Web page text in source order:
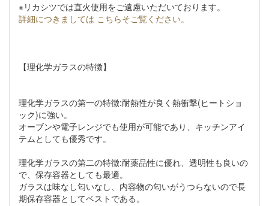
※リカシツでは直火使用をご遠慮いただいております。
詳細につきましては こちらそご覧ください。
【理化学ガラスの特徴】
理化学ガラスの第一の特徴:耐熱性が良く熱衝撃(ヒートショ
ック)に強い。
オーブンや電子レンジでも使用が可能であり、キッチンアイ
テムとしても優秀です。
理化学ガラスの第二の特徴:耐薬品性に優れ、透明性も良いの
で、保存容器としても最適。
ガラスは味なし匂いなし、内容物の匂いがうつらないので長
期保存容器としてベストである。